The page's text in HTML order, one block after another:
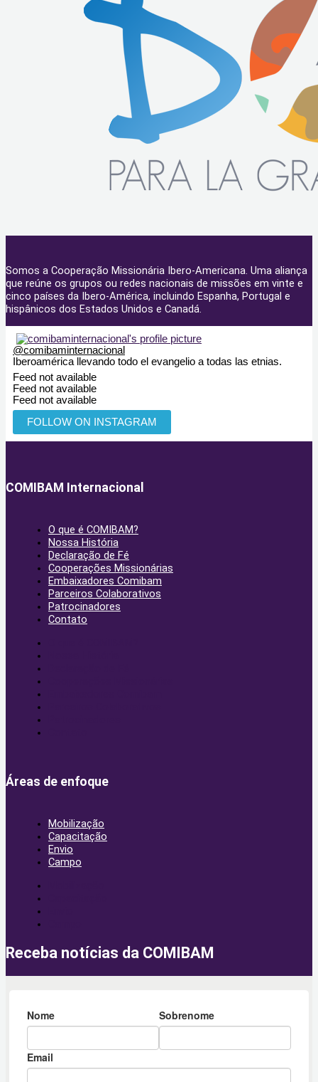
Somos a Cooperação Missionária Ibero-Americana. Uma aliança
que reúne os grupos ou redes nacionais de missões em vinte e
cinco países da Ibero-América, incluindo Espanha, Portugal e
hispânicos dos Estados Unidos e Canadá.
@comibaminternacional
Iberoamérica llevando todo el evangelio a todas las etnias.
Feed not available
Feed not available
Feed not available
FOLLOW ON INSTAGRAM
COMIBAM Internacional
O que é COMIBAM?
Nossa História
Declaração de Fé
Cooperações Missionárias
Embaixadores Comibam
Parceiros Colaborativos
Patrocinadores
Contato
Áreas de enfoque
Mobilização
Capacitação
Envio
Campo
Receba notícias da COMIBAM